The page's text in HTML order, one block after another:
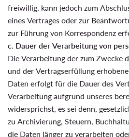
freiwillig, kann jedoch zum
eines Vertrages oder zur
zur Führung von Korrespondenz
c. Dauer der Verarbeitung von
Die Verarbeitung der zum Zwecke
und der Vertragserfüllung
Daten erfolgt für die Dauer des
Verarbeitung aufgrund unseres
widersprichst, es sei denn,
zu Archivierung, Steuern,
die Daten länger zu verarbeiten